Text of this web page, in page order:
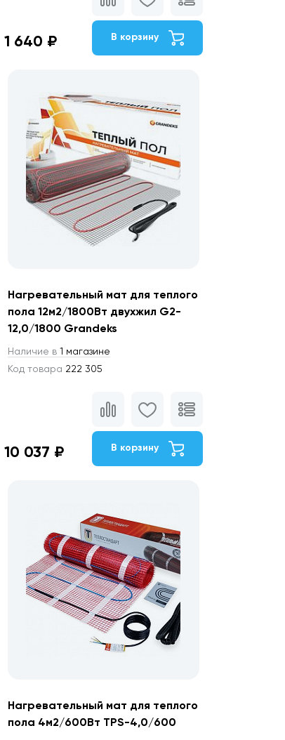
1 640 ₽ В корзину
Нагревательный мат для теплого
пола 12м2/1800Вт двухжил G2-
12,0/1800 Grandeks
Наличие в1 магазине
Код товара 222 305
10 037 ₽ В корзину
Нагревательный мат для теплого
пола 4м2/600Вт TPS-4,0/600